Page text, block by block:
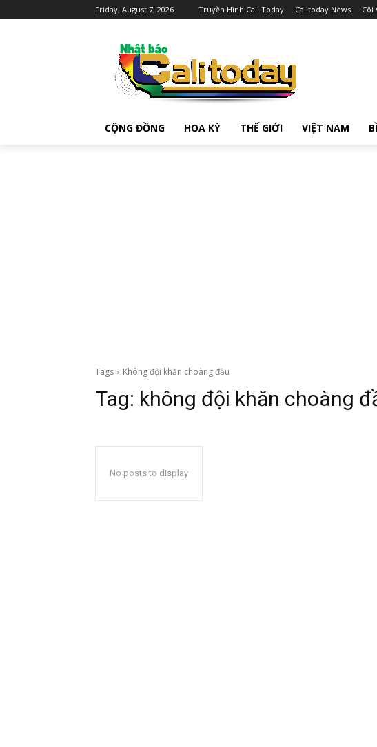
Friday, August 7, 2026 Truyền Hình Cali Today Calitoday News Cõi
CỘNG ĐỒNG HOA KỲ THẾ GIỚI VIỆT NAM
Tags Không đội khăn choàng đầu
Tag: không đội khăn choàng
No posts to display